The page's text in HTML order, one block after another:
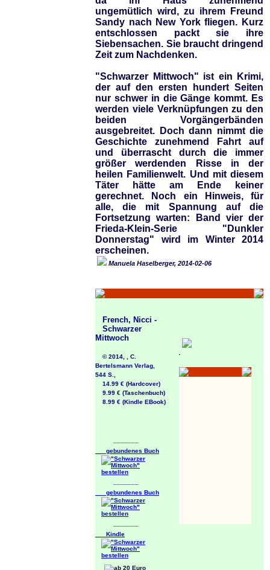
ungemütlich wird, zu ihrem Freund
Sandy nach New York fliegen. Kurz
entschlossen packt sie ihre
Siebensachen. Sie braucht dringend
Zeit zum Nachdenken.
"Schwarzer Mittwoch" ist ein Krimi,
der auf den ersten hundert Seiten
nur schwer in die Gänge kommt. Es
werden viele Verknüpfungen zu den
beiden Vorgängerbänden
ausgebreitet. Doch dann nimmt die
Geschichte zunehmend Fahrt auf
und überrascht durch die immer
größer werdenden Risse in der
heilen Familienwelt. Und mit diesem
Täter hätte am Ende keiner
gerechnet. Noch ein Hinweis, für
alle, die mit Spannung auf die
Fortsetzung warten: Band vier der
Frieda-Klein-Serie "Dunkler
Donnerstag" wird im Winter 2014
erscheinen.
Manuela Haselberger, 2014-02-06
French, Nicci -
Schwarzer
Mittwoch
© 2014, , C.
Bertelsmann Verlag,
544 S.,
14.99 € (Hardcover)
9.99 € (Taschenbuch)
8.99 € (Kindle EBook)
gebundenes Buch
gebundenes Buch
Kindle